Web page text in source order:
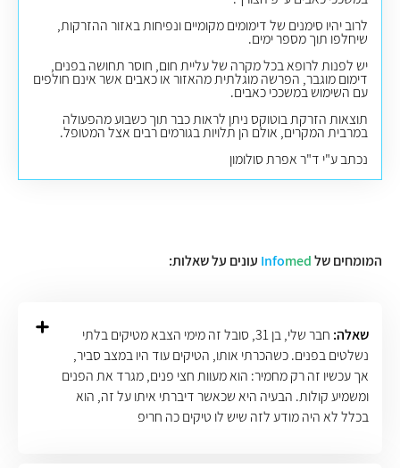
לרוב יהיו סימנים של דימומים מקומיים ונפיחות באזור ההזרקות,
שיחלפו תוך מספר ימים.
יש לפנות לרופא בכל מקרה של עליית חום, חוסר תחושה בפנים,
דימום מוגבר, הפרשה מוגלתית מהאזור או כאבים אשר אינם חולפים
עם השימוש במשככי כאבים.
תוצאות הזרקת בוטוקס ניתן לראות כבר תוך כשבוע מהפעולה
במרבית המקרים, אולם הן תלויות בגורמים רבים אצל המטופל.
נכתב ע"י ד"ר אפרת סולומון
המומחים של Infomed עונים על שאלות:
שאלה:
חבר שלי, בן 31, סובל זה מימי הצבא מטיקים בלתי
נשלטים בפנים. כשהכרתי אותו, הטיקים עוד היו במצב סביר,
אך עכשיו זה רק מחמיר: הוא מעוות חצי פנים, מגרד את הפנים
ומשמיע קולות. הבעיה היא שכאשר דיברתי איתו על זה, הוא
בכלל לא היה מודע לזה שיש לו טיקים כה חריפ